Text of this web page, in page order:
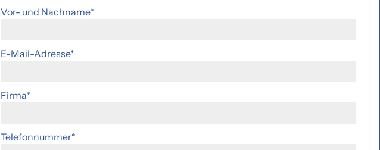
Vor- und Nachname*
E-Mail-Adresse*
Firma*
Telefonnummer*